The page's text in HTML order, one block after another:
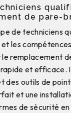
de pare-
de techniciens
les
remplacement
et efficace.
des outils de
et une
de sécurité en